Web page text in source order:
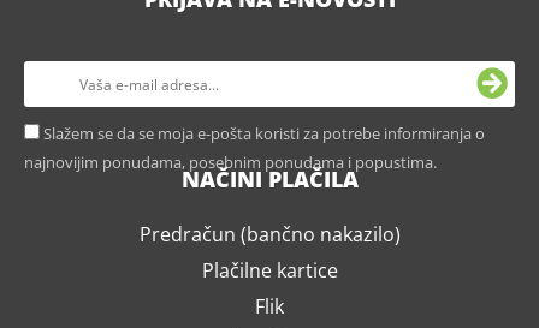
Slažem se da se moja e-pošta koristi za potrebe informiranja o
najnovijim ponudama, posebnim ponudama i popustima.
NAČINI PLAČILA
Predračun (bančno nakazilo)
Plačilne kartice
Flik